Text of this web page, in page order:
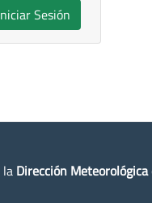
Sesión
la Dirección Meteorológica